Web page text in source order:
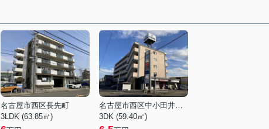
名古屋市西区長先町
3LDK (63.85㎡)
名古屋市西区中小田井３丁目
3DK (59.40㎡)